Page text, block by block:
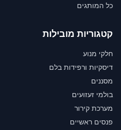
כל המותגים
קטגוריות מובילות
חלקי מנוע
דיסקיות ורפידות בלם
מסננים
בולמי זעזועים
מערכת קירור
פנסים ראשיים